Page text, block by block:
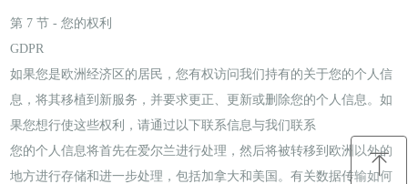
第 7 节 - 您的权利
GDPR
如果您是欧洲经济区的居民，您有权访问我们持有的关于您的个人信
息，将其移植到新服务，并要求更正、更新或删除您的个人信息。如
果您想行使这些权利，请通过以下联系信息与我们联系
您的个人信息将首先在爱尔兰进行处理，然后将被转移到欧洲以外的
地方进行存储和进一步处理，包括加拿大和美国。有关数据传输如何
ꁸ